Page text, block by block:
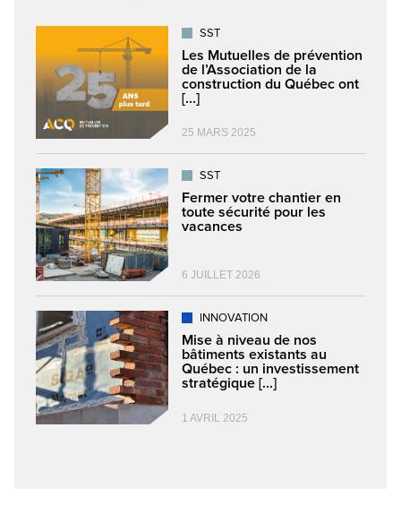
SST
Les Mutuelles de prévention
de l’Association de la
construction du Québec ont
[...]
25 MARS 2025
SST
Fermer votre chantier en
toute sécurité pour les
vacances
6 JUILLET 2026
INNOVATION
Mise à niveau de nos
bâtiments existants au
Québec : un investissement
stratégique [...]
1 AVRIL 2025